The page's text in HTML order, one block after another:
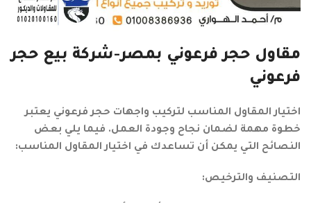
مقاول حجر فرعوني بمصر-شركة بيع حجر
فرعوني
اختيار المقاول المناسب لتركيب واجهات حجر فرعوني يعتبر
خطوة مهمة لضمان نجاح وجودة العمل. فيما يلي بعض
النصائح التي يمكن أن تساعدك في اختيار المقاول المناسب:
التصنيف والترخيص: